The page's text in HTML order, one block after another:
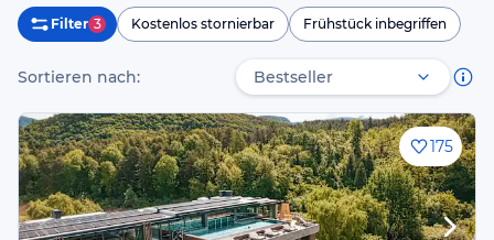
Filter 3 Kostenlos stornierbar Frühstück inbegriffen
Sortieren nach:
175